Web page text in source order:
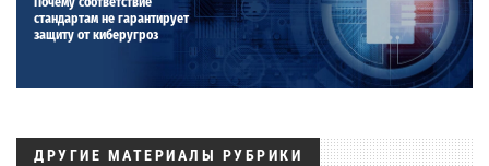
стандартам не гарантирует
защиту от киберугроз
ДРУГИЕ МАТЕРИАЛЫ РУБРИКИ